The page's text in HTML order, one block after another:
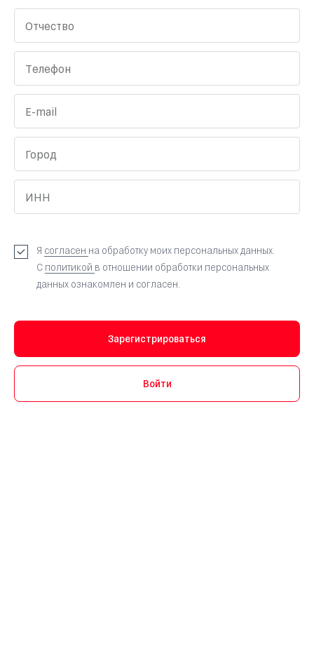
Отчество
Телефон
E-mail
Город
ИНН
Я согласен на обработку моих персональных данных.
С политикой в отношении обработки персональных
данных ознакомлен и согласен.
Зарегистрироваться
Войти